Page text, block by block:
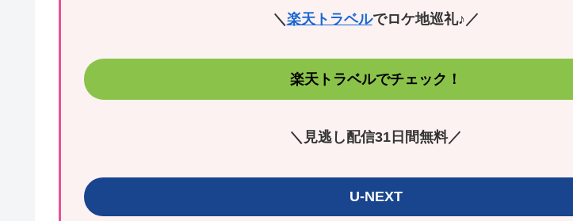
＼楽天トラベルでロケ地巡礼♪／
楽天トラベルでチェック！
＼見逃し配信31日間無料／
U-NEXT